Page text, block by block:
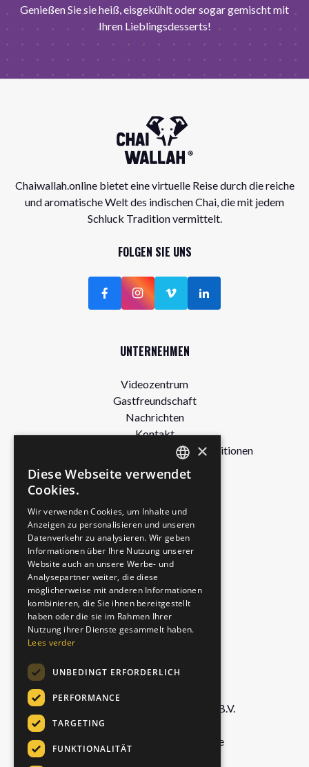
Genießen Sie sie heiß, eisgekühlt oder sogar gemischt mit
Ihren Lieblingsdesserts!
Chaiwallah.online bietet eine virtuelle Reise durch die reiche
und aromatische Welt des indischen Chai, die mit jedem
Schluck Tradition vermittelt.
FOLGEN SIE UNS
UNTERNEHMEN
Videozentrum
Gastfreundschaft
Nachrichten
Kontakt
Allgemeine Bedingungen und Konditionen
Datenschutzerklärung
UNSERE PRODUKTE
Shop
Kostenlose Probepackung
Authentisch
Matcha-Latte
Königlicher Chai
Foodservice Marketing Foods B.V.
8035 PC Zwolle, Niederlande
DUTCH
GERMAN
ITALIAN
×
Diese Webseite verwendet
Cookies.
Wir verwenden Cookies, um Inhalte und
Anzeigen zu personalisieren und unseren
Datenverkehr zu analysieren. Wir geben
Informationen über Ihre Nutzung unserer
Website auch an unsere Werbe- und
Analysepartner weiter, die diese
möglicherweise mit anderen Informationen
kombinieren, die Sie ihnen bereitgestellt
haben oder die sie im Rahmen Ihrer
Nutzung ihrer Dienste gesammelt haben.
Lees verder
UNBEDINGT ERFORDERLICH
PERFORMANCE
TARGETING
FUNKTIONALITÄT